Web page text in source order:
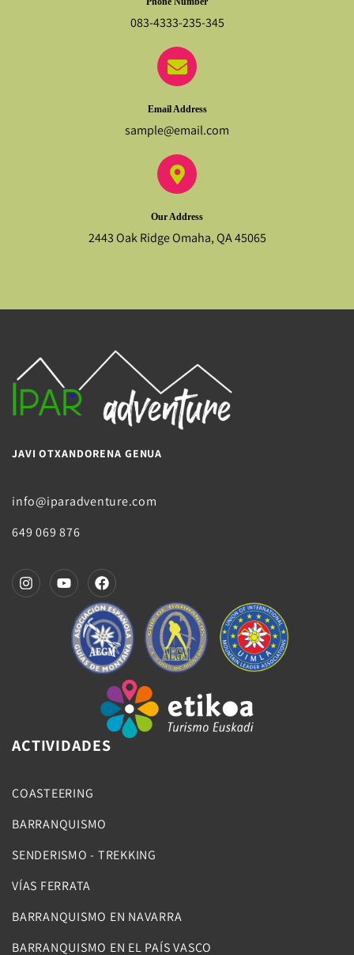
083-4333-235-345
Email Address
sample@email.com
Our Address
2443 Oak Ridge Omaha, QA 45065
JAVI OTXANDORENA GENUA
info@iparadventure.com
649 069 876
ACTIVIDADES
COASTEERING
BARRANQUISMO
SENDERISMO - TREKKING
VÍAS FERRATA
BARRANQUISMO EN NAVARRA
BARRANQUISMO EN EL PAÍS VASCO